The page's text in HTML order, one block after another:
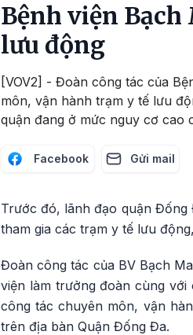
Bệnh viện
lưu động
[VOV2] - Đoàn công tác của
môn, vận hành trạm y tế lưu
quận đang ở mức nguy cơ cao
Facebook Gửi mail
Trước đó, lãnh đạo quận
tham gia các trạm y tế lưu
Đoàn công tác của BV Bạch
viện làm trưởng đoàn cùng với
công tác chuyên môn, vận
trên địa bàn Quận Đống Đa.